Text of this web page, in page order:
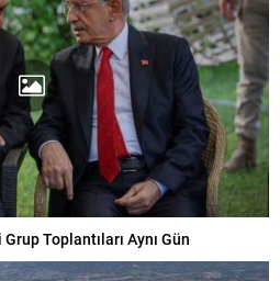
Toplantıları Aynı Gün